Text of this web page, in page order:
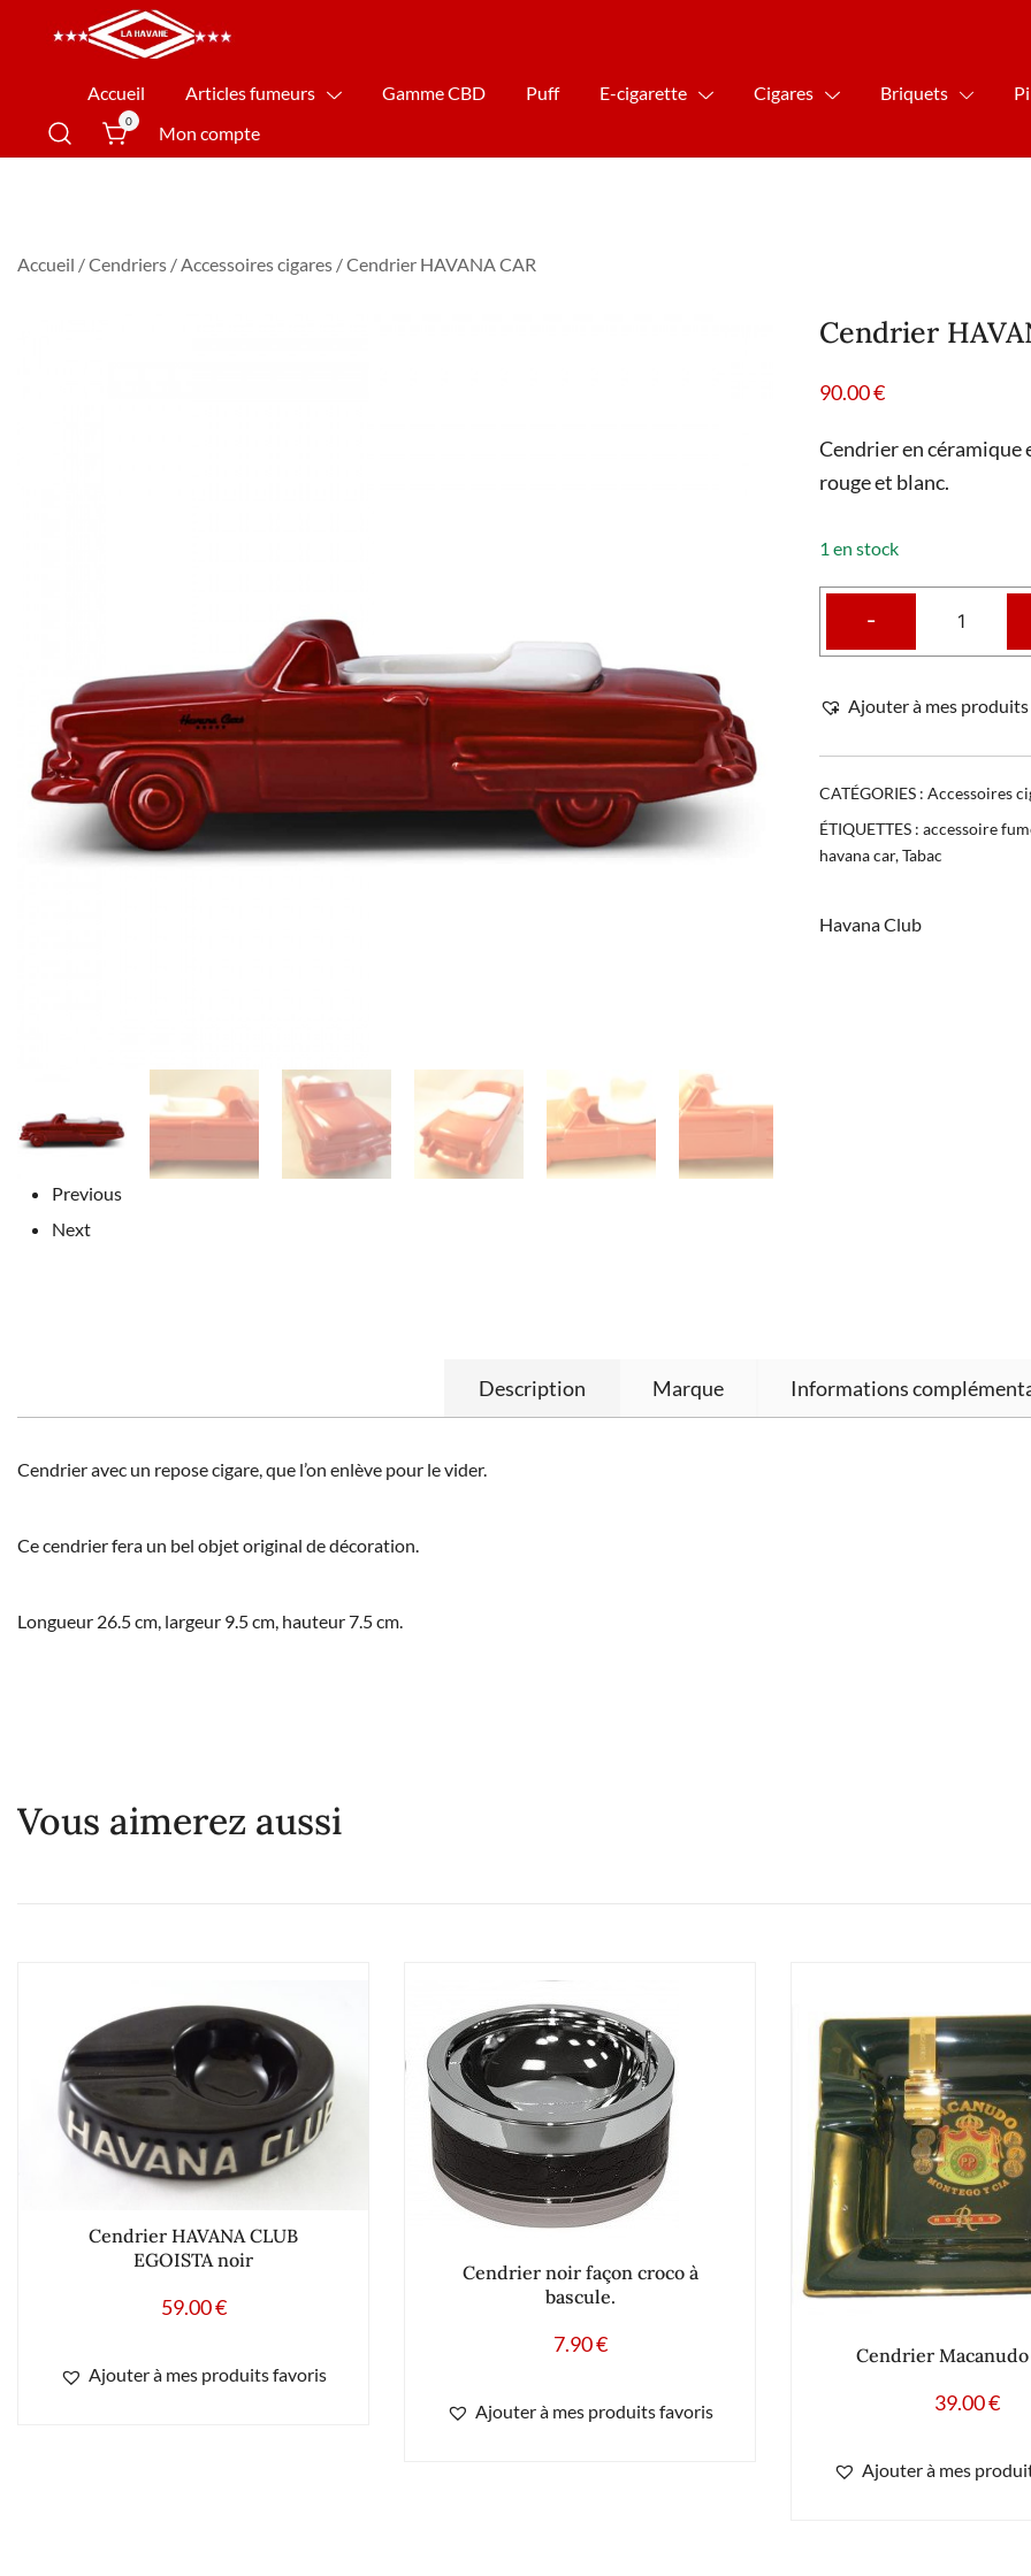
La Havane Nîmes
Accueil Articles fumeurs Gamme CBD Puff E-cigarette Cigares Briquets
0
Mon compte
Accueil /Cendriers /Accessoires cigares / Cendrier HAVANA CAR
Previous
Next
Cendrier
90.00€
Cendrier en céramique
rouge et blanc.
1 en stock
-
Ajouter à mes
CATÉGORIES : Accessoires
ÉTIQUETTES : accessoire
havana car,Tabac
Havana Club
Description Marque Informations
Cendrier avec un repose cigare, que l’on enlève pour le vider.
Ce cendrier fera un bel objet original de décoration.
Longueur 26.5 cm, largeur 9.5 cm, hauteur 7.5 cm.
Vous aimerez aussi
Cendrier HAVANA CLUB
EGOISTA noir
59.00€
Ajouter à mes produits favoris
Cendrier noir façon croco à
bascule.
7.90€
Ajouter à mes produits favoris
Cendrier
39.00€
Ajouter à mes